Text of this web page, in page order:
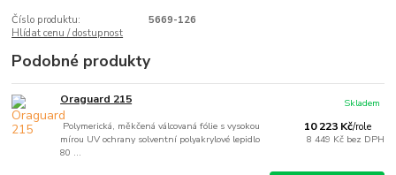
Číslo produktu:
5669-126
Hlídat cenu / dostupnost
Podobné produkty
Oraguard 215
Polymerická, měkčená válcovaná fólie s vysokou
mírou UV ochrany solventní polyakrylové lepidlo
80 ...
10 223 Kč/role
8 449 Kč bez DPH
Skladem